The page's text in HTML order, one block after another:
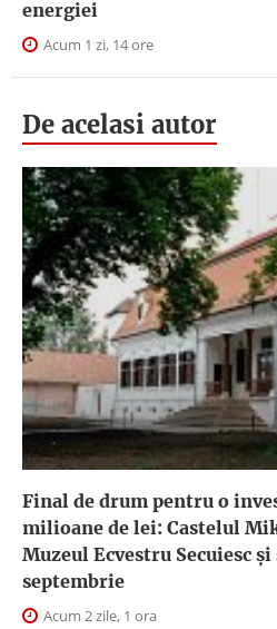
energiei
Acum 1 zi, 14 ore
De acelasi autor
Final de drum pentru o
milioane de lei: Castelul
Muzeul Ecvestru Secuiesc
septembrie
Acum 2 zile, 1 ora